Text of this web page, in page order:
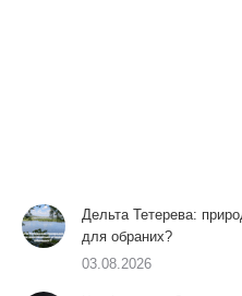
Дельта Тетерева:
для обраних?
03.08.2026